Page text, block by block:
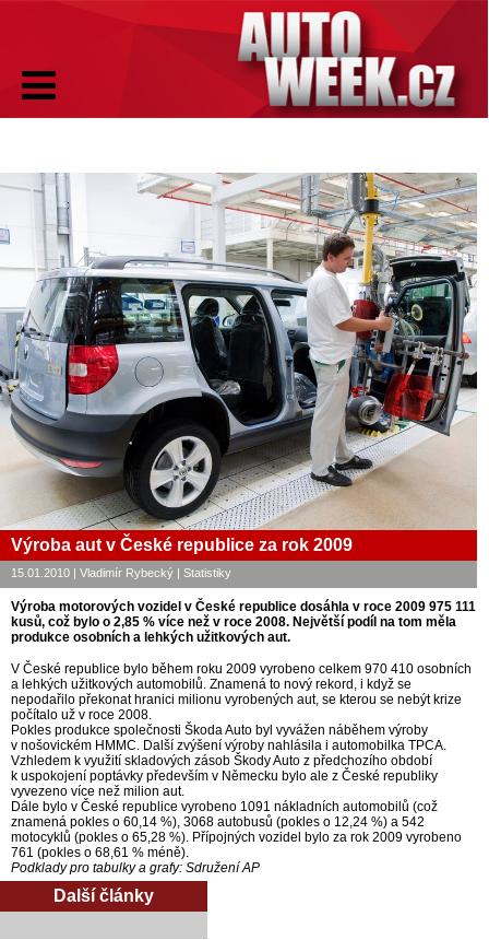
Výroba aut v České republice za rok 2009
15.01.2010 | Vladimír Rybecký | Statistiky
Výroba motorových vozidel v České republice dosáhla v roce 2009 975 111
kusů, což bylo o 2,85 % více než v roce 2008. Největší podíl na tom měla
produkce osobních a lehkých užitkových aut.
V České republice bylo během roku 2009 vyrobeno celkem 970 410 osobních
a lehkých užitkových automobilů. Znamená to nový rekord, i když se
nepodařilo překonat hranici milionu vyrobených aut, se kterou se nebýt krize
počítalo už v roce 2008.
Pokles produkce společnosti Škoda Auto byl vyvážen náběhem výroby
v nošovickém HMMC. Další zvýšení výroby nahlásila i automobilka TPCA.
Vzhledem k využití skladových zásob Škody Auto z předchozího období
k uspokojení poptávky především v Německu bylo ale z České republiky
vyvezeno více než milion aut.
Dále bylo v České republice vyrobeno 1091 nákladních automobilů (což
znamená pokles o 60,14 %), 3068 autobusů (pokles o 12,24 %) a 542
motocyklů (pokles o 65,28 %). Přípojných vozidel bylo za rok 2009 vyrobeno
761 (pokles o 68,61 % méně).
Podklady pro tabulky a grafy: Sdružení AP
Další články